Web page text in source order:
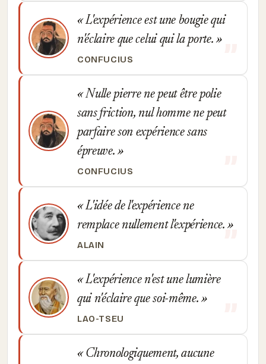
L'expérience est une bougie qui
n'éclaire que celui qui la porte.
CONFUCIUS
Nulle pierre ne peut être polie
sans friction, nul homme ne peut
parfaire son expérience sans
épreuve.
CONFUCIUS
L'idée de l'expérience ne
remplace nullement l'expérience.
ALAIN
L'expérience n'est une lumière
qui n'éclaire que soi-même.
LAO-TSEU
Chronologiquement, aucune